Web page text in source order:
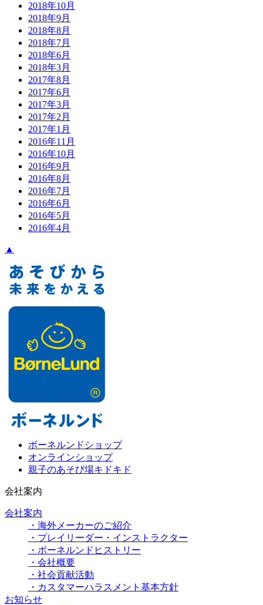
2018年10月
2018年9月
2018年8月
2018年7月
2018年6月
2018年3月
2017年8月
2017年6月
2017年3月
2017年2月
2017年1月
2016年11月
2016年10月
2016年9月
2016年8月
2016年7月
2016年6月
2016年5月
2016年4月
▲
ボーネルンドショップ
オンラインショップ
親子のあそび場キドキド
会社案内
会社案内
・海外メーカーのご紹介
・プレイリーダー・インストラクター
・ボーネルンドヒストリー
・会社概要
・社会貢献活動
・カスタマーハラスメント基本方針
お知らせ